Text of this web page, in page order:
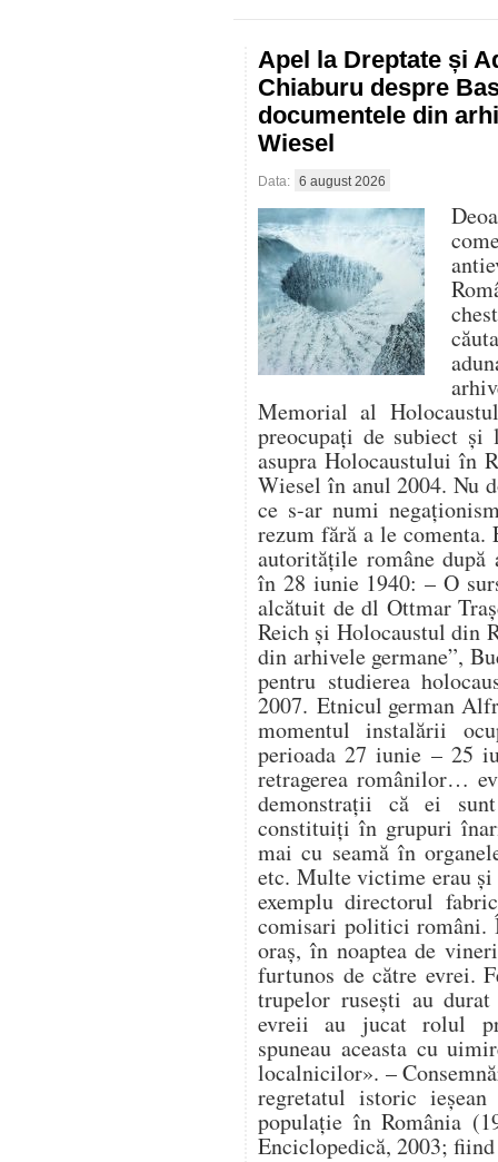
Apel la Dreptate și
Chiaburu despre
documentele din
Wiesel
Data: 6 august 2026
Memorial al
preocupați de subiect
asupra Holocaustului în
Wiesel în anul 2004. Nu
ce s-ar numi
rezum fără a le comenta.
autoritățile române după
în 28 iunie 1940: – O
alcătuit de dl Ottmar
Reich și Holocaustul din
din arhivele germane”,
pentru studierea
2007. Etnicul german
momentul instalării
perioada 27 iunie – 25
retragerea românilor…
demonstrații că ei
constituiți în grupuri
mai cu seamă în
etc. Multe victime erau
exemplu directorul
comisari politici români.
oraș, în noaptea de
furtunos de către evrei.
trupelor rusești au
evreii au jucat rolul
spuneau aceasta cu
localnicilor». –
regretatul istoric
populație în România
Enciclopedică, 2003;